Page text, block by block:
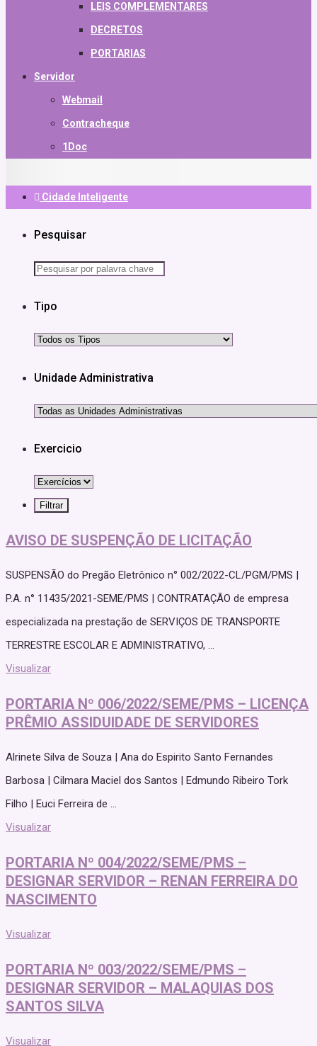
LEIS COMPLEMENTARES
DECRETOS
PORTARIAS
Servidor
Webmail
Contracheque
1Doc
Cidade Inteligente
Pesquisar
Tipo
Unidade Administrativa
Exercicio
AVISO DE SUSPENÇÃO DE LICITAÇÃO
SUSPENSÃO do Pregão Eletrônico n° 002/2022-CL/PGM/PMS |
P.A. n° 11435/2021-SEME/PMS | CONTRATAÇÃO de empresa
especializada na prestação de SERVIÇOS DE TRANSPORTE
TERRESTRE ESCOLAR E ADMINISTRATIVO, ...
Visualizar
PORTARIA Nº 006/2022/SEME/PMS – LICENÇA
PRÊMIO ASSIDUIDADE DE SERVIDORES
Alrinete Silva de Souza | Ana do Espirito Santo Fernandes
Barbosa | Cilmara Maciel dos Santos | Edmundo Ribeiro Tork
Filho | Euci Ferreira de ...
Visualizar
PORTARIA Nº 004/2022/SEME/PMS –
DESIGNAR SERVIDOR – RENAN FERREIRA DO
NASCIMENTO
Visualizar
PORTARIA Nº 003/2022/SEME/PMS –
DESIGNAR SERVIDOR – MALAQUIAS DOS
SANTOS SILVA
Visualizar